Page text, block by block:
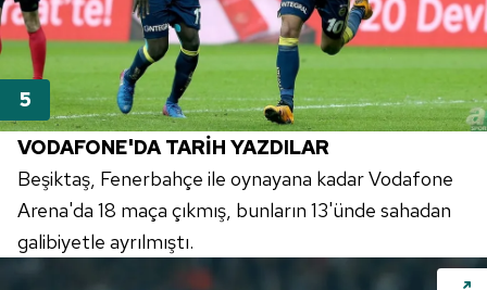
VODAFONE'DA TARİH YAZDILAR
Beşiktaş, Fenerbahçe ile oynayana kadar Vodafone
Arena'da 18 maça çıkmış, bunların 13'ünde sahadan
galibiyetle ayrılmıştı.